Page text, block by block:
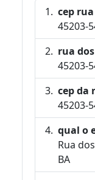
cep
45203-
rua
45203-
cep da
45203-
qual o
Rua
BA